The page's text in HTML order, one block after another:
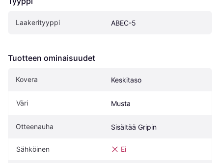
Laakerityyppi ABEC-5
Tuotteen ominaisuudet
Kovera Keskitaso
Väri Musta
Otteenauha Sisältää Gripin
Sähköinen Ei